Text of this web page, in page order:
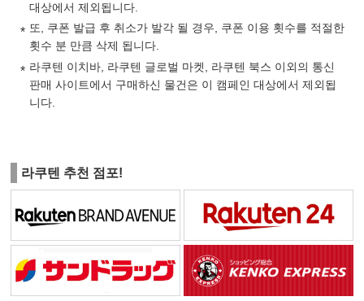
대상에서 제외됩니다.
또, 쿠폰 발급 후 취소가 발각 될 경우, 쿠폰 이용 횟수를 적절한
횟수 분 만큼 삭제 됩니다.
라쿠텐 이치바, 라쿠텐 글로벌 마켓, 라쿠텐 북스 이외의 통신
판매 사이트에서 구매하신 물건은 이 캠페인 대상에서 제외됩
니다.
라쿠텐 추천 점포!